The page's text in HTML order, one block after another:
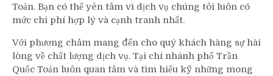
Toản. Bạn có thể yên tâm vì dịch vụ chúng tôi luôn có
mức chi phí hợp lý và cạnh tranh nhất.
Với phương châm mang đến cho quý khách hàng sự hài
lòng về chất lượng dịch vụ. Tại chi nhánh phố Trần
Quốc Toản luôn quan tâm và tìm hiểu kỹ những mong